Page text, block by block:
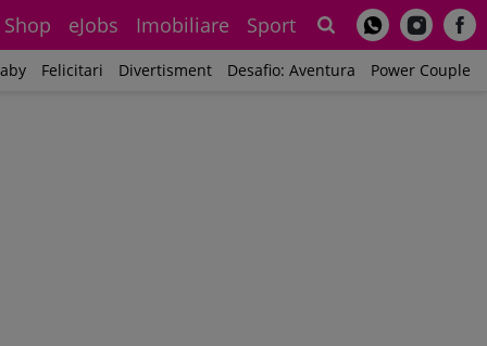
Shop eJobs Imobiliare Sport
Felicitari Divertisment Desafio: Aventura Power Couple